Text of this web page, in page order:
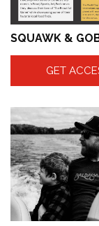
SQUAWK &
GET